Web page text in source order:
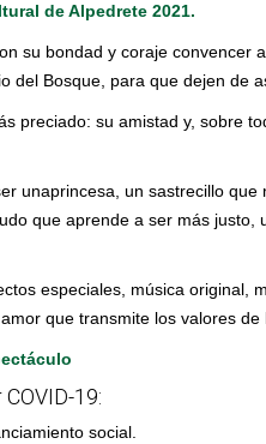
de Alpedrete 2021.
su bondad y coraje convencer
del Bosque, para que dejen de
preciado: su amistad y, sobre
unaprincesa, un sastrecillo
que aprende a ser más justo,
especiales, música original,
que transmite los valores de
19:
social.